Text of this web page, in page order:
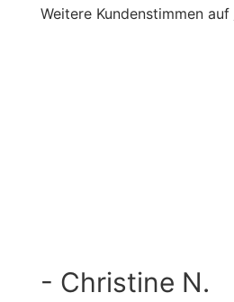
Weitere Kundenstimmen auf
- Christine N.